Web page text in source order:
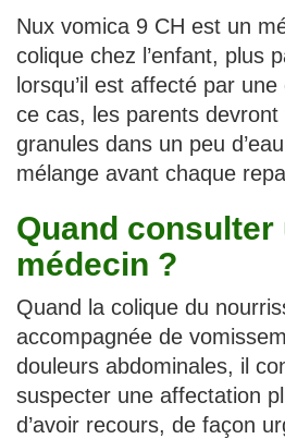
Nux vomica 9 CH est un
colique chez l’enfant, plus
lorsqu’il est affecté par
ce cas, les parents
granules dans un peu
mélange avant chaque
Quand consulter
médecin ?
Quand la colique du
accompagnée de
douleurs abdominales, il
suspecter une affectation
d’avoir recours, de façon